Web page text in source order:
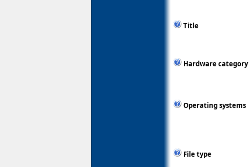
Title
Hardware category
Operating systems
File type